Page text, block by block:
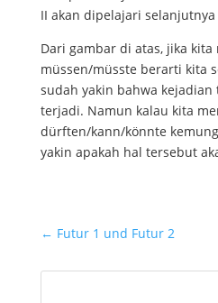
II akan dipelajari selanjutnya
Dari gambar di atas, jika kita
müssen/müsste berarti kita
sudah yakin bahwa
terjadi. Namun kalau kita
dürften/kann/könnte
yakin apakah hal tersebut
← Futur 1 und Futur 2